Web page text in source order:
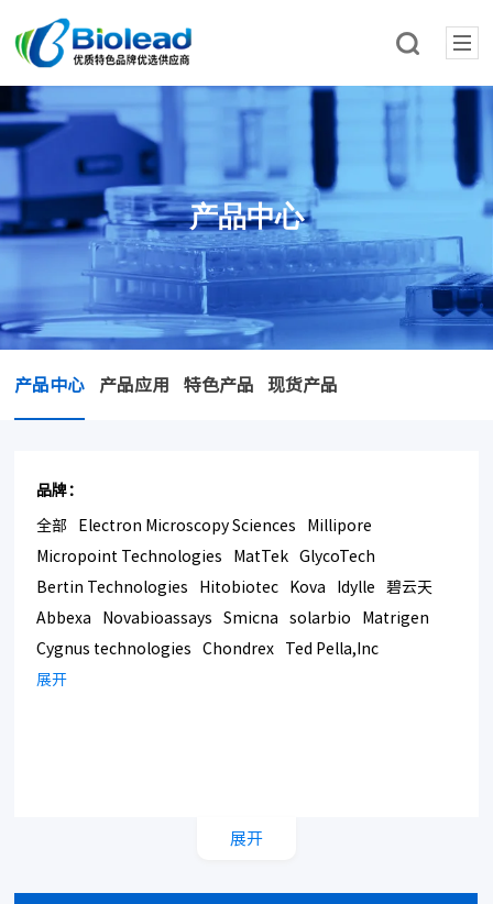
产品中心
产品中心 产品应用 特色产品 现货产品
品牌：
全部 Electron Microscopy Sciences
Millipore
Micropoint Technologies
MatTek
GlycoTech
Bertin Technologies
Hitobiotec Kova Idylle
碧云天
Abbexa
Novabioassays Smicna solarbio
Matrigen
Cygnus technologies
Chondrex
Ted Pella,Inc
Bmrsupply
展开
展开